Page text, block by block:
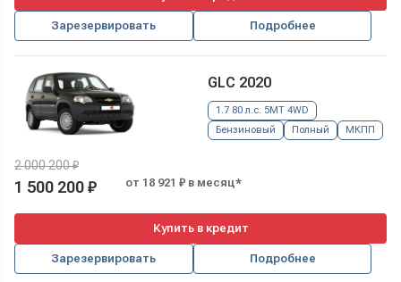
Зарезервировать Подробнее
GLC 2020
1.7 80 л.с. 5MT 4WD
Бензиновый
Полный МКПП
2 000 200 ₽
1 500 200 ₽ от 18 921 ₽ в месяц*
Купить в кредит
Зарезервировать Подробнее